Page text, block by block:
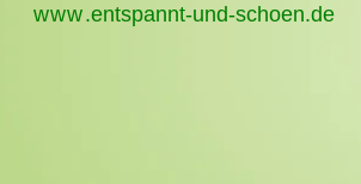
www.entspannt-und-schoen.de